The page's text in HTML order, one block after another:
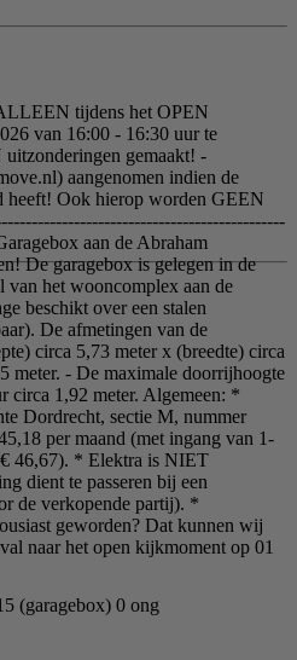
tijdens het OPEN
van 16:00 - 16:30 uur te
gemaakt! -
aangenomen indien de
heeft! Ook hierop worden GEEN
aan de Abraham
De garagebox is gelegen in de
het wooncomplex aan de
beschikt over een stalen
De afmetingen van de
circa 5,73 meter x (breedte) circa
meter. - De maximale doorrijhoogte
circa 1,92 meter. Algemeen: *
Dordrecht, sectie M, nummer
per maand (met ingang van 1-
46,67). * Elektra is NIET
dient te passeren bij een
de verkopende partij). *
geworden? Dat kunnen wij
naar het open kijkmoment op 01
(garagebox) 0 ong